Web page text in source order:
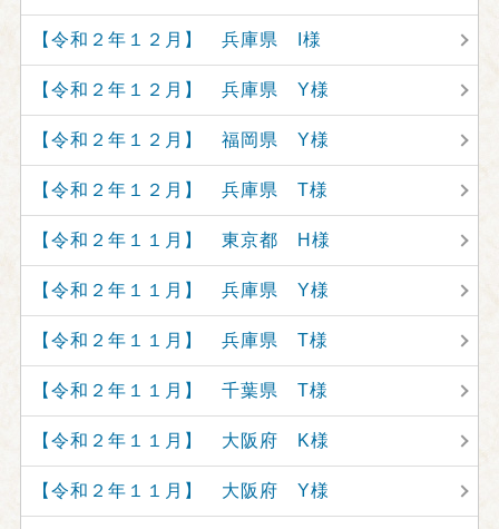
【令和２年１２月】 兵庫県 I様
【令和２年１２月】 兵庫県 Y様
【令和２年１２月】 福岡県 Y様
【令和２年１２月】 兵庫県 T様
【令和２年１１月】 東京都 H様
【令和２年１１月】 兵庫県 Y様
【令和２年１１月】 兵庫県 T様
【令和２年１１月】 千葉県 T様
【令和２年１１月】 大阪府 K様
【令和２年１１月】 大阪府 Y様